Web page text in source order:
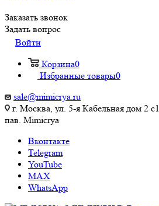
Заказать звонок
Задать вопрос
Войти
Корзина0
Избранные товары0
sale@mimicrya.ru
г. Москва, ул. 5-я Кабельная дом 2
пав. Mimicrya
Вконтакте
Telegram
YouTube
MAX
WhatsApp